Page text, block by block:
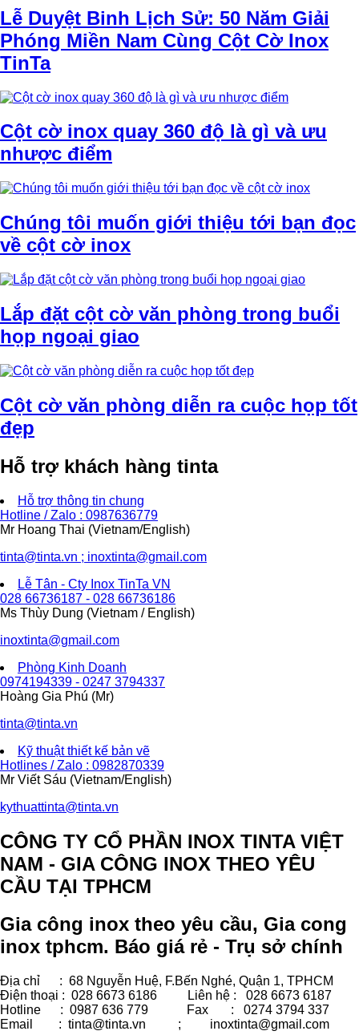
Lễ Duyệt Binh Lịch Sử: 50 Năm Giải
Phóng Miền Nam Cùng Cột Cờ Inox
TinTa
Cột cờ inox quay 360 độ là gì và ưu
nhược điểm
Chúng tôi muốn giới thiệu tới bạn đọc
về cột cờ inox
Lắp đặt cột cờ văn phòng trong buổi
họp ngoại giao
Cột cờ văn phòng diễn ra cuộc họp tốt
đẹp
Hỗ trợ khách hàng tinta
Hỗ trợ thông tin chung
Hotline / Zalo : 0987636779
Mr Hoang Thai (Vietnam/English)
tinta@tinta.vn ; inoxtinta@gmail.com
Lễ Tân - Cty Inox TinTa VN
028 66736187 - 028 66736186
Ms Thùy Dung (Vietnam / English)
inoxtinta@gmail.com
Phòng Kinh Doanh
0974194339 - 0247 3794337
Hoàng Gia Phú (Mr)
tinta@tinta.vn
Kỹ thuật thiết kế bản vẽ
Hotlines / Zalo : 0982870339
Mr Viết Sáu (Vietnam/English)
kythuattinta@tinta.vn
CÔNG TY CỔ PHẦN INOX TINTA VIỆT
NAM - GIA CÔNG INOX THEO YÊU
CẦU TẠI TPHCM
Gia công inox theo yêu cầu, Gia cong
inox tphcm. Báo giá rẻ - Trụ sở chính
Địa chỉ : 68 Nguyễn Huệ, F.Bến Nghé, Quận 1, TPHCM
Điện thoại : 028 6673 6186
Liên hệ : 028 6673 6187
Hotline : 0987 636 779 Fax
: 0274 3794 337
Email : tinta@tinta.vn ;
inoxtinta@gmail.com